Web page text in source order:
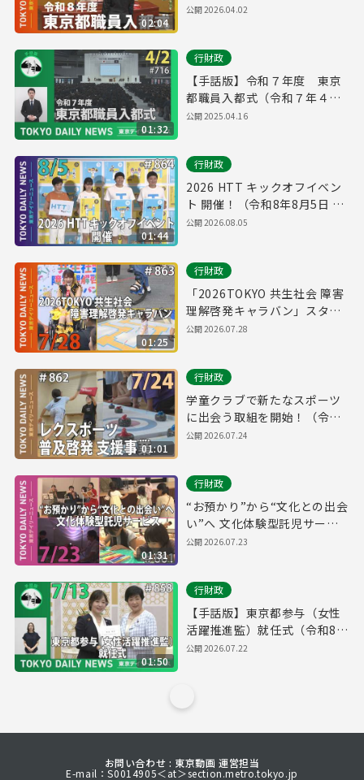
02:04
ーニュース No.831）
公開2026.04.02
01:32
行財政
【手話版】令和７年度 東京
都職員入都式（令和７年４月
２日 東京デイリーニュース
公開2025.04.16
01:44
行財政
2026 HTT キックオフイベン
ト 開催！（令和8年8月5日 東
京デイリーニュース No.864）
公開2026.08.05
01:25
行財政
「2026TOKYO 共生社会 障害
理解啓発キャラバン」スター
ト！（令和8年7月28日 東京デ
公開2026.07.28
01:01
行財政
学童クラブで新たなスポーツ
に出会う取組を開始！（令和8
年7月24日 東京デイリーニュ
公開2026.07.24
01:31
行財政
“お預かり”から“文化との出会
い”へ 文化体験型託児サービ
ス（令和8年7月23日 東京デイ
公開2026.07.23
01:50
行財政
【手話版】東京都参与（女性
活躍推進監）就任式（令和8年
7月14日 東京デイリーニュー
公開2026.07.22
お問い合わせ : 東京動画 運営担当
E-mail：S0014905＜at＞section.metro.tokyo.jp